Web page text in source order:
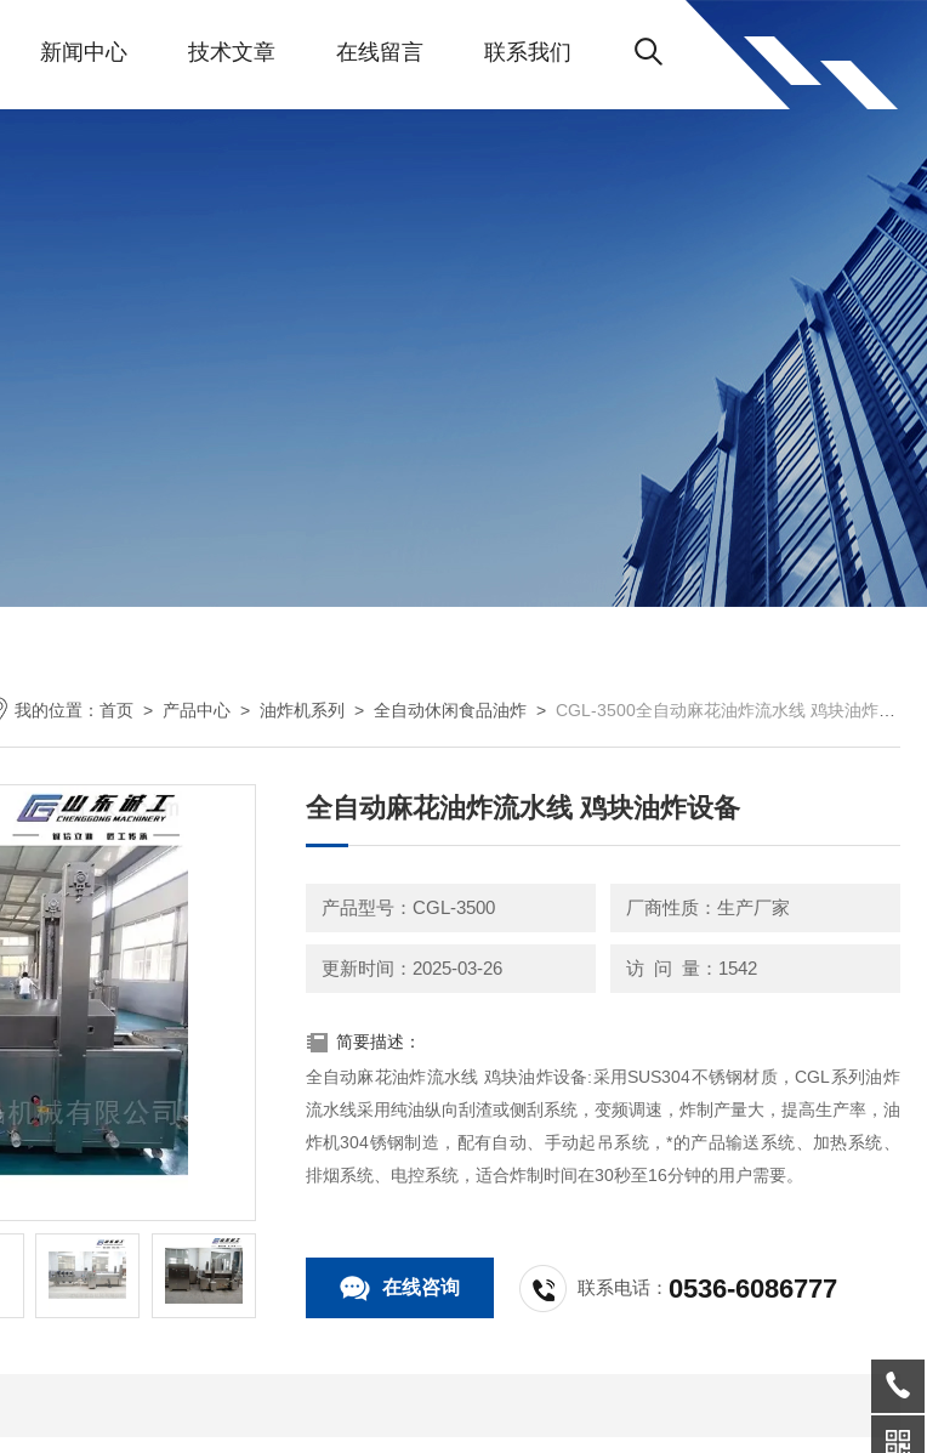
新闻中心 技术文章 在线留言 联系我们
我的位置：首页 > 产品中心 >油炸机系列 >全自动休闲食品油炸 >CGL-3500全自动麻花油炸流水线 鸡块油炸设备
全自动麻花油炸流水线 鸡块油炸设备
产品型号：CGL-3500 厂商性质：生产厂家
更新时间：2025-03-26 访 问 量：1542
简要描述：
全自动麻花油炸流水线 鸡块油炸设备:采用SUS304不锈钢材质，CGL系列油炸
流水线采用纯油纵向刮渣或侧刮系统，变频调速，炸制产量大，提高生产率，油
炸机304锈钢制造，配有自动、手动起吊系统，*的产品输送系统、加热系统、
排烟系统、电控系统，适合炸制时间在30秒至16分钟的用户需要。
在线咨询 联系电话：0536-6086777